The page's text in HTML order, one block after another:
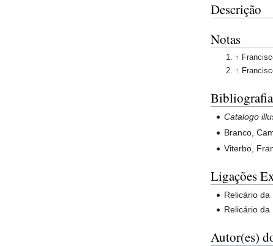
Descrição
Notas
↑
↑
Catalogo
Branco,
Viterbo,
Ligações
Relicário da
Relicário da
Autor(es)